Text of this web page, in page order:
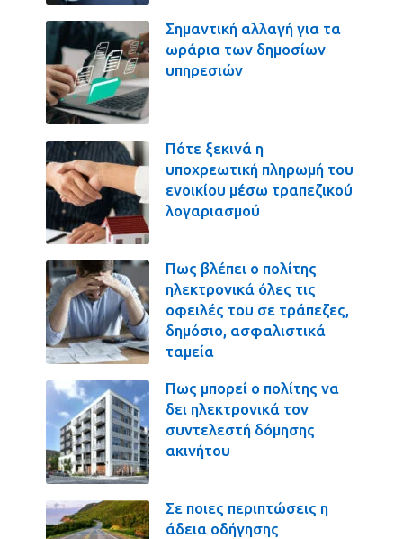
Σημαντική αλλαγή για τα
ωράρια των δημοσίων
υπηρεσιών
Πότε ξεκινά η
υποχρεωτική πληρωμή του
ενοικίου μέσω τραπεζικού
λογαριασμού
Πως βλέπει ο πολίτης
ηλεκτρονικά όλες τις
οφειλές του σε τράπεζες,
δημόσιο, ασφαλιστικά
ταμεία
Πως μπορεί ο πολίτης να
δει ηλεκτρονικά τον
συντελεστή δόμησης
ακινήτου
Σε ποιες περιπτώσεις η
άδεια οδήγησης